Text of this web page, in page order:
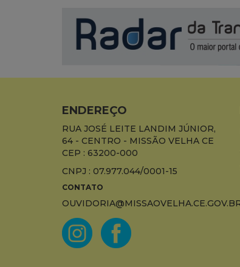
ENDEREÇO
RUA JOSÉ LEITE LANDIM JÚNIOR,
64 - CENTRO - MISSÃO VELHA CE
CEP : 63200-000
CNPJ : 07.977.044/0001-15
CONTATO